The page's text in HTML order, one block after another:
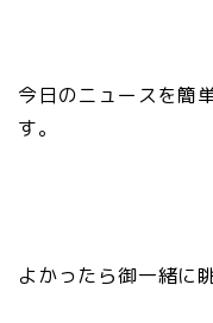
今日のニュースを簡
す。
よかったら御一緒に